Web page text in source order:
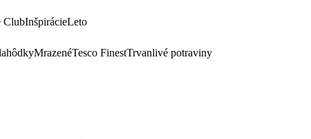
ClubInšpirácieLeto
MrazenéTesco FinestTrvanlivé potraviny